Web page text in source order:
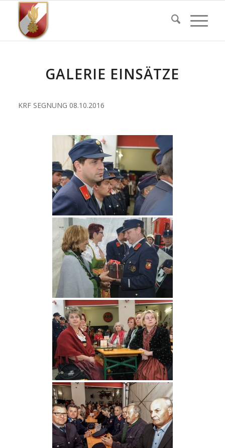
GALERIE EINSÄTZE
KRF SEGNUNG 08.10.2016